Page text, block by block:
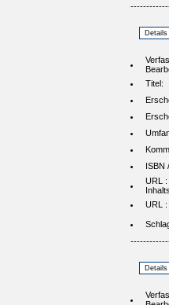
Titel:
ISBN
URL :
URL :